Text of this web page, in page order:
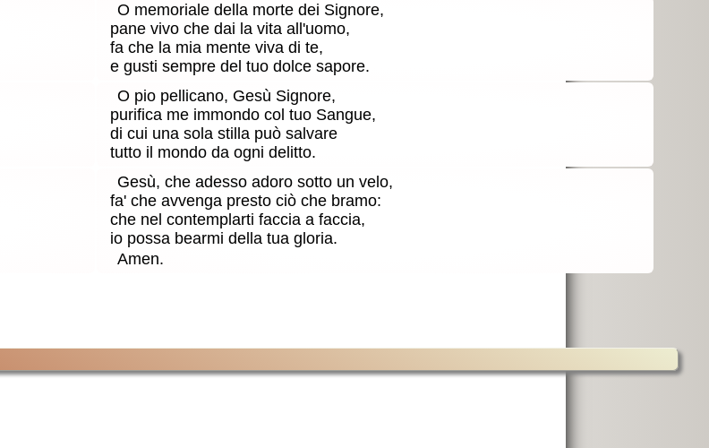
O memoriale della morte dei Signore,
pane vivo che dai la vita all'uomo,
fa che la mia mente viva di te,
e gusti sempre del tuo dolce sapore.
O pio pellicano, Gesù Signore,
purifica me immondo col tuo Sangue,
di cui una sola stilla può salvare
tutto il mondo da ogni delitto.
Gesù, che adesso adoro sotto un velo,
fa' che avvenga presto ciò che bramo:
che nel contemplarti faccia a faccia,
io possa bearmi della tua gloria.
Amen.